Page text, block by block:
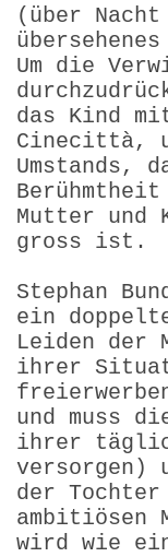
(über
Um die
das Kind
Cinecittà,
Umstands,
Mutter und
gross ist.
Stephan
ein
Leiden der
ihrer
und muss
ihrer
versorgen)
der
ambitiösen
wird wie